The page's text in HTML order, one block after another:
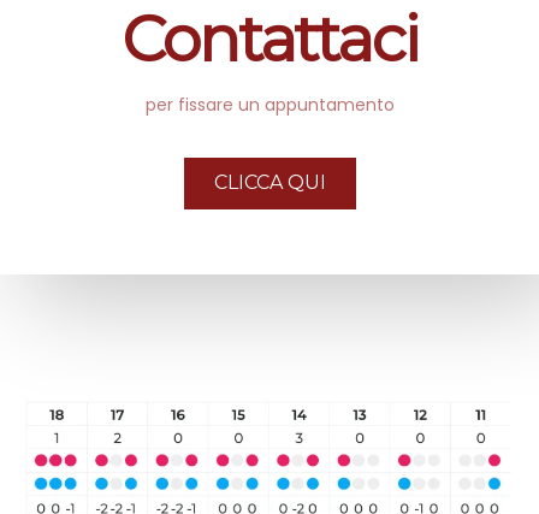
Contattaci
per fissare un appuntamento
CLICCA QUI